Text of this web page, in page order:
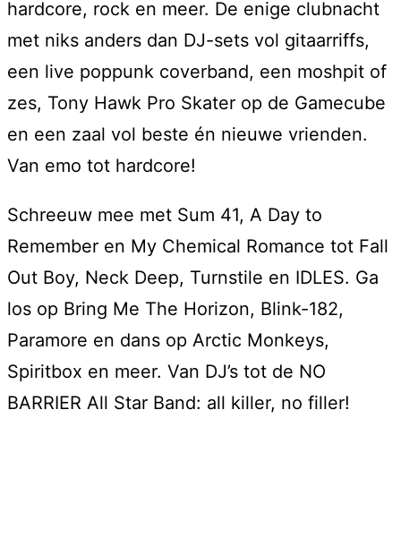
hardcore, rock en meer. De enige clubnacht
met niks anders dan DJ-sets vol gitaarriffs,
een live poppunk coverband, een moshpit of
zes, Tony Hawk Pro Skater op de Gamecube
en een zaal vol beste én nieuwe vrienden.
Van emo tot hardcore!
Schreeuw mee met Sum 41, A Day to
Remember en My Chemical Romance tot Fall
Out Boy, Neck Deep, Turnstile en IDLES. Ga
los op Bring Me The Horizon, Blink-182,
Paramore en dans op Arctic Monkeys,
Spiritbox en meer. Van DJ’s tot de NO
BARRIER All Star Band: all killer, no filler!